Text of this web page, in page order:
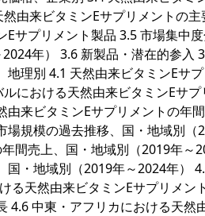
由来ビタミンEサプリメントの
Eサプリメント製品 3.5 市場集中
年） 3.6 新製品・潜在的参
地理別 4.1 天然由来ビタミンEサ
における天然由来ビタミンEサ
由来ビタミンEサプリメントの年
場規模の過去推移、国・地域別
間売上、国・地域別（2019年～
国・地域別（2019年～2024年）
る天然由来ビタミンEサプリメ
4.6 中東・アフリカにおける天